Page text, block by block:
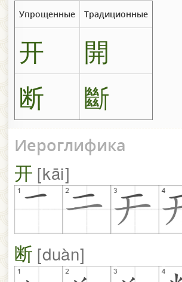
Упрощенные Традиционные
开
開
断
斷
Иероглифика
开 kāi
断 duàn